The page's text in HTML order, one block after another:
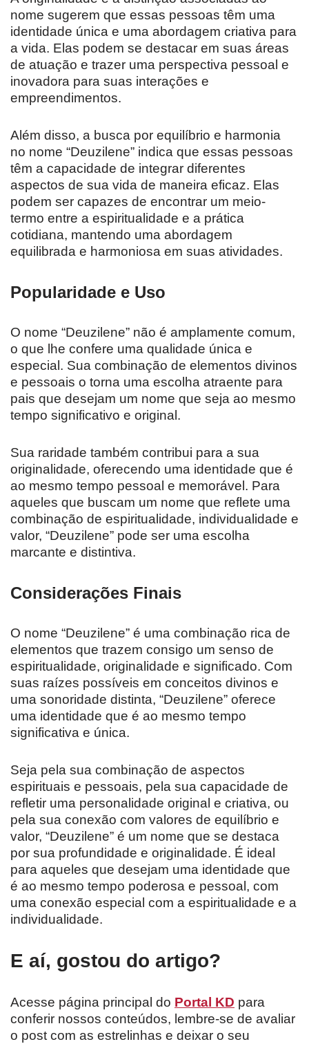
nome sugerem que essas pessoas têm uma
identidade única e uma abordagem criativa para
a vida. Elas podem se destacar em suas áreas
de atuação e trazer uma perspectiva pessoal e
inovadora para suas interações e
empreendimentos.
Além disso, a busca por equilíbrio e harmonia
no nome “Deuzilene” indica que essas pessoas
têm a capacidade de integrar diferentes
aspectos de sua vida de maneira eficaz. Elas
podem ser capazes de encontrar um meio-
termo entre a espiritualidade e a prática
cotidiana, mantendo uma abordagem
equilibrada e harmoniosa em suas atividades.
Popularidade e Uso
O nome “Deuzilene” não é amplamente comum,
o que lhe confere uma qualidade única e
especial. Sua combinação de elementos divinos
e pessoais o torna uma escolha atraente para
pais que desejam um nome que seja ao mesmo
tempo significativo e original.
Sua raridade também contribui para a sua
originalidade, oferecendo uma identidade que é
ao mesmo tempo pessoal e memorável. Para
aqueles que buscam um nome que reflete uma
combinação de espiritualidade, individualidade e
valor, “Deuzilene” pode ser uma escolha
marcante e distintiva.
Considerações Finais
O nome “Deuzilene” é uma combinação rica de
elementos que trazem consigo um senso de
espiritualidade, originalidade e significado. Com
suas raízes possíveis em conceitos divinos e
uma sonoridade distinta, “Deuzilene” oferece
uma identidade que é ao mesmo tempo
significativa e única.
Seja pela sua combinação de aspectos
espirituais e pessoais, pela sua capacidade de
refletir uma personalidade original e criativa, ou
pela sua conexão com valores de equilíbrio e
valor, “Deuzilene” é um nome que se destaca
por sua profundidade e originalidade. É ideal
para aqueles que desejam uma identidade que
é ao mesmo tempo poderosa e pessoal, com
uma conexão especial com a espiritualidade e a
individualidade.
E aí, gostou do artigo?
Acesse página principal do Portal KD para
conferir nossos conteúdos, lembre-se de avaliar
o post com as estrelinhas e deixar o seu